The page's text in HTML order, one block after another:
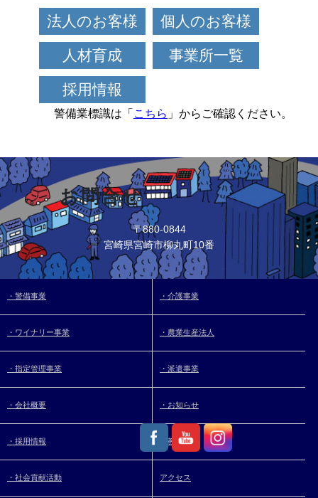
法人のお客様 個人のお客様
人材育成 事業所一覧
採用情報
警備業標識は「 こちら 」からご確認ください。
お問合せ
〒880-0844
宮崎県宮崎市柳丸町10番
・警備事業 ・介護事業
・ワイナリー事業 ・農業生産法人
・指定管理事業 ・派遣事業
・会社概要 ・お知らせ
・採用情報 ・教育制度
・社会貢献活動 アクセス